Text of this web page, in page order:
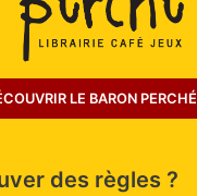
LE BARON PERCHÉ
des règles ?